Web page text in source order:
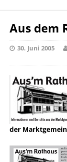
Aus dem
30. Juni 2005
der